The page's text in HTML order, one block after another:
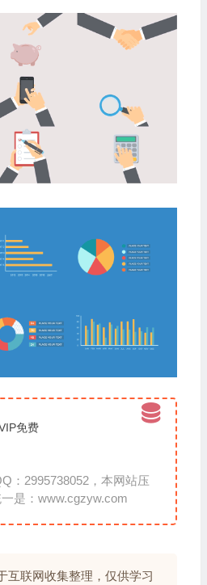
免费
：2995738052，本网站压
是：www.cgzyw.com
互联网收集整理，仅供学习